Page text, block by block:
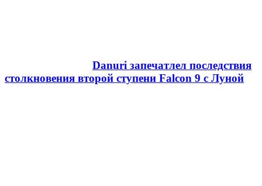
Danuri запечатлел последствия
столкновения второй ступени Falcon 9 с Луной